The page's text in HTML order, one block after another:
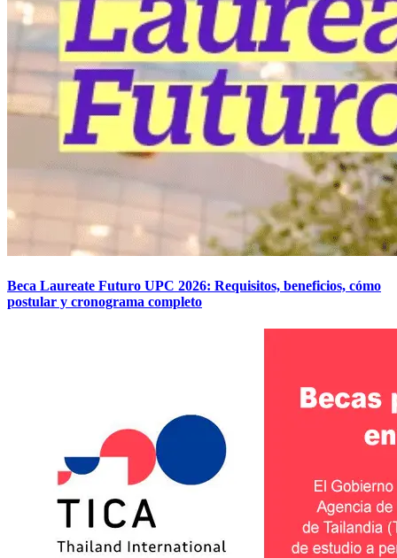
Beca Laureate Futuro UPC 2026: Requisitos, beneficios, cómo
postular y cronograma completo